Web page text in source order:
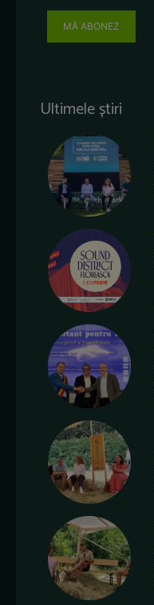
MĂ ABONEZ
Ultimele știri